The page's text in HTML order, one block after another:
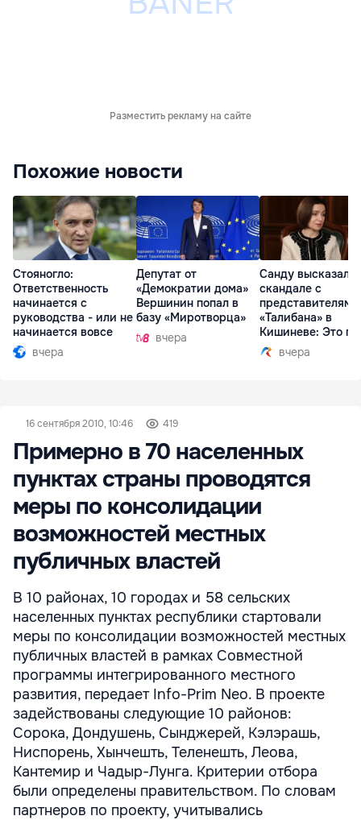
Разместить рекламу на сайте
Похожие новости
Стояногло:
Ответственность
начинается с
руководства - или не
начинается вовсе
вчера
Депутат от
«Демократии дома»
Вершинин попал в
базу «Миротворца»
вчера
Санду
скандале с
представителями
«Талибана» в
Кишиневе: Это
вчера
16 сентября 2010, 10:46 419
Примерно в 70 населенных
пунктах страны проводятся
меры по консолидации
возможностей местных
публичных властей
В 10 районах, 10 городах и 58 сельских
населенных пунктах республики стартовали
меры по консолидации возможностей местных
публичных властей в рамках Совместной
программы интегрированного местного
развития, передает Info-Prim Neo. В проекте
задействованы следующие 10 районов:
Сорока, Дондушень, Сынджерей, Кэлэрашь,
Ниспорень, Хынчешть, Теленешть, Леова,
Кантемир и Чадыр-Лунга. Критерии отбора
были определены правительством. По словам
партнеров по проекту, учитывались